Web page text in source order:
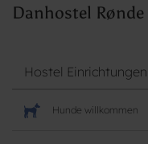
Danhostel
Hostel Einrichtungen
Hunde willkommen